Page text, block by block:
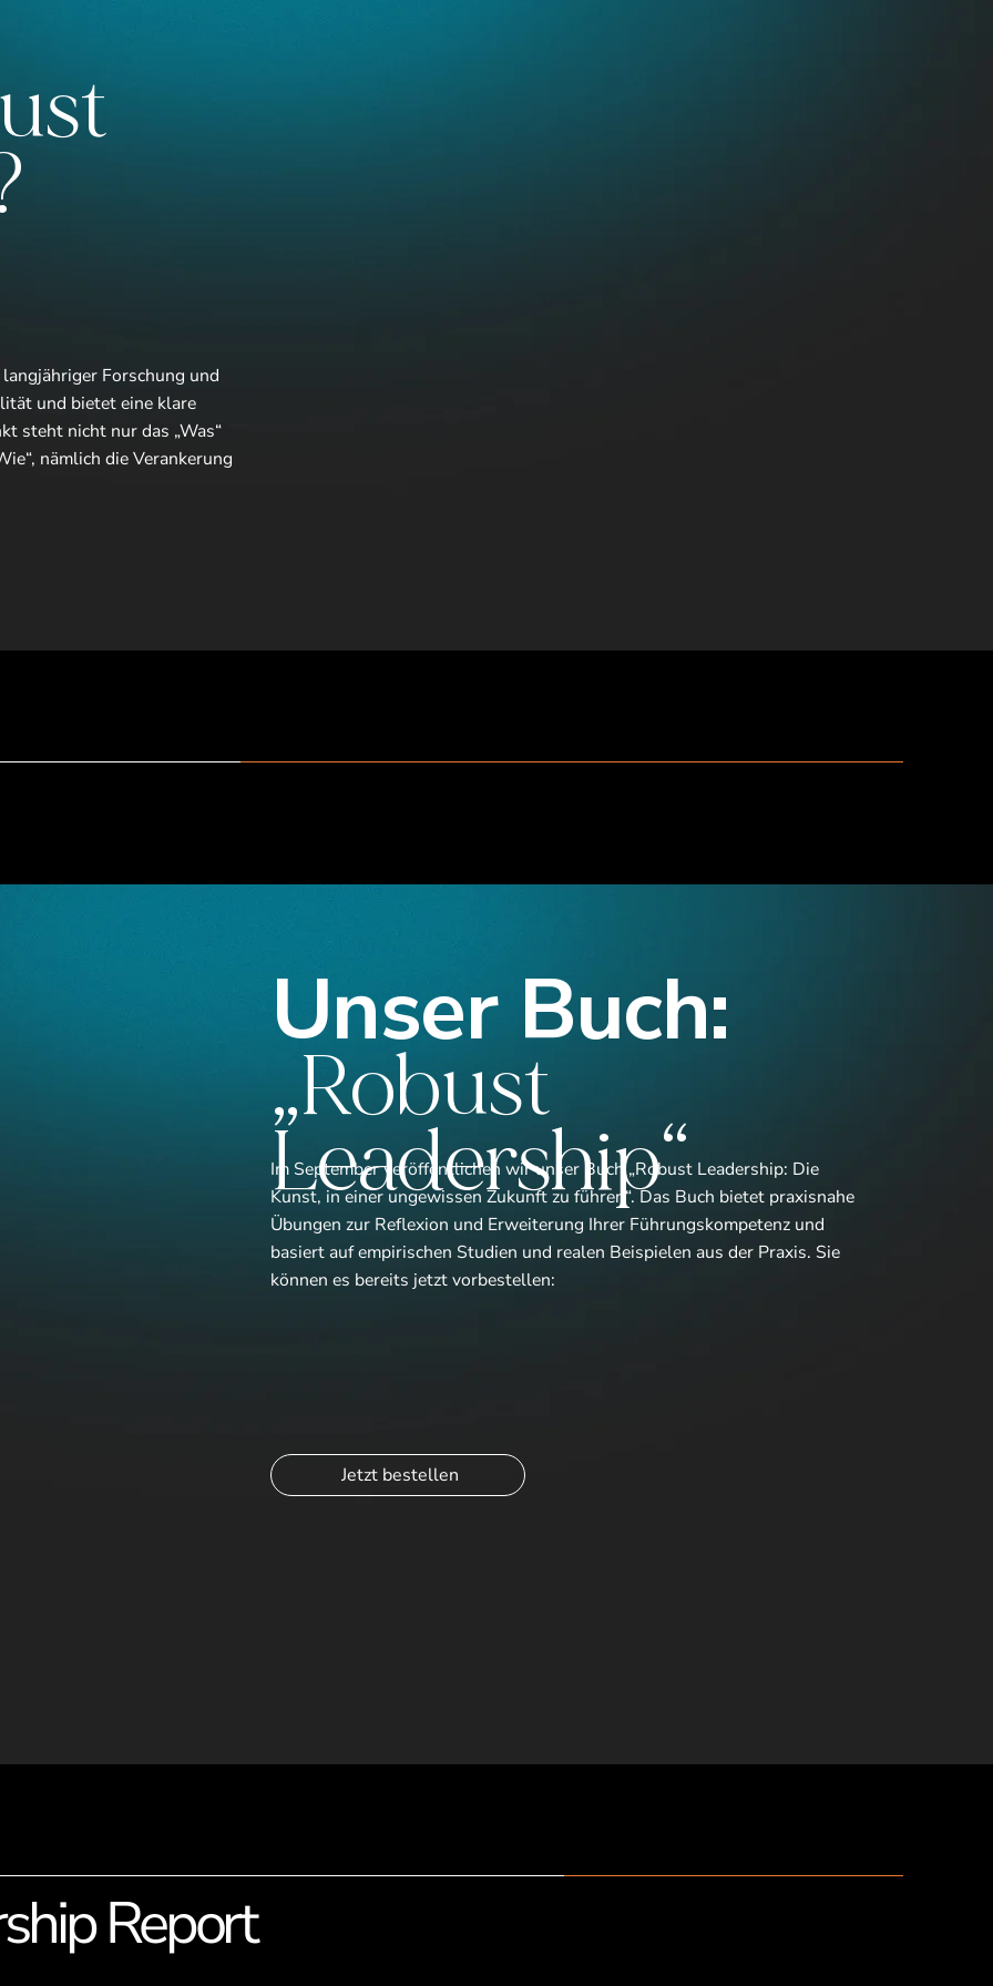
Unser Buch:
„Robust
Leadership“
Im September veröffentlichen wir unser Buch „Robust Leadership: Die
Kunst, in einer ungewissen Zukunft zu führen“. Das Buch bietet praxisnahe
Übungen zur Reflexion und Erweiterung Ihrer Führungskompetenz und
basiert auf empirischen Studien und realen Beispielen aus der Praxis. Sie
können es bereits jetzt vorbestellen:
Jetzt bestellen
Report
Forschung und
und bietet eine klare
steht nicht nur das „Was“
nämlich die Verankerung